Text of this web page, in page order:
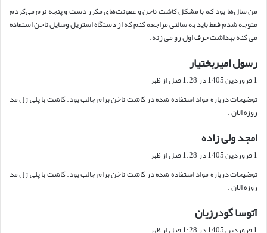
:
من سال‌ها بود که با مشکل کاشت ناخن و عفونت‌های مکرر دست و پنجه نرم می‌کردم
متوجه شدم فقط باید به سالنی مراجعه کنم که از دستگاه استریل وسایل ناخن استفاده
می کنه بهداشت حرف اول رو می زنه.
رسول امیربختیار
:
1 فروردین 1405 در 1:28 قبل از ظهر
توضیحات درباره مواد استفاده شده در کاشت ناخن برام جالب بود. کاشت با پلی ژل مد
روزه الان .
امجد ولی زاده
ت
:
1 فروردین 1405 در 1:28 قبل از ظهر
توضیحات درباره مواد استفاده شده در کاشت ناخن برام جالب بود. کاشت با پلی ژل مد
روزه الان .
آتوسا گودرزیان
ف
1 فروردین 1405 در 1:28 قبل از ظهر